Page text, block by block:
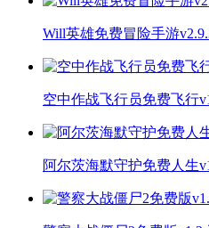
Will英雄免费冒险手游
空中作战飞行员免费飞行
阿尔茨海默守护免费人生